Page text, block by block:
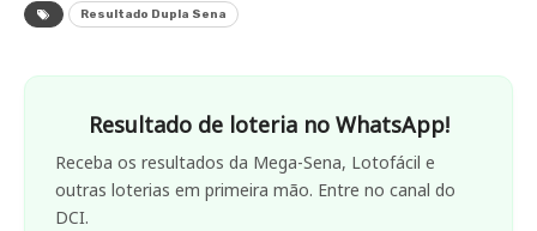
Resultado Dupla Sena
Resultado de loteria no WhatsApp!
Receba os resultados da Mega-Sena, Lotofácil e
outras loterias em primeira mão. Entre no canal do
DCI.